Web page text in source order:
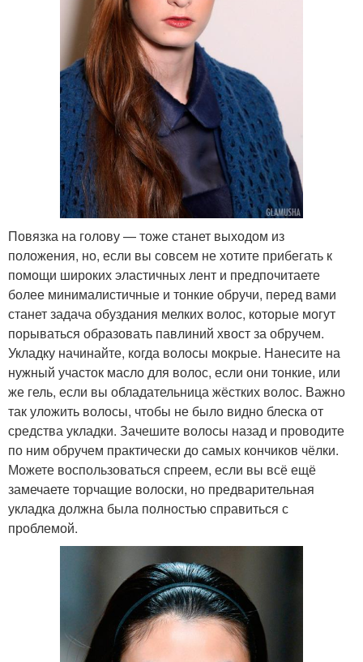
Повязка на голову — тоже станет выходом из
положения, но, если вы совсем не хотите прибегать к
помощи широких эластичных лент и предпочитаете
более минималистичные и тонкие обручи, перед вами
станет задача обуздания мелких волос, которые могут
порываться образовать павлиний хвост за обручем.
Укладку начинайте, когда волосы мокрые. Нанесите на
нужный участок масло для волос, если они тонкие, или
же гель, если вы обладательница жёстких волос. Важно
так уложить волосы, чтобы не было видно блеска от
средства укладки. Зачешите волосы назад и проводите
по ним обручем практически до самых кончиков чёлки.
Можете воспользоваться спреем, если вы всё ещё
замечаете торчащие волоски, но предварительная
укладка должна была полностью справиться с
проблемой.